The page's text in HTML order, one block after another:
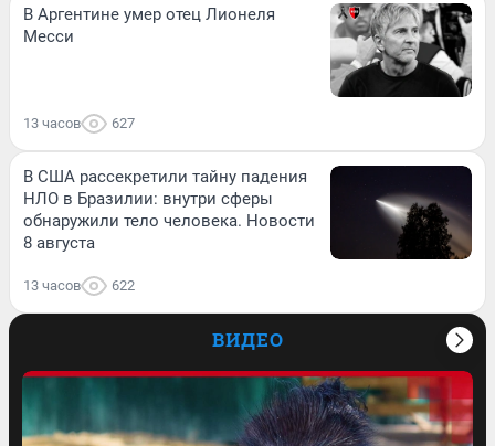
В Аргентине умер отец Лионеля
Месси
13 часов 627
В США рассекретили тайну падения
НЛО в Бразилии: внутри сферы
обнаружили тело человека. Новости
8 августа
13 часов 622
ВИДЕО